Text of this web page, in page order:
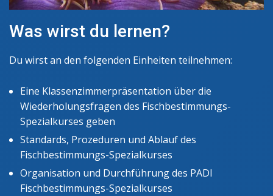
Was wirst du lernen?
Du wirst an den folgenden Einheiten teilnehmen:
Eine Klassenzimmerpräsentation über die
Wiederholungsfragen des Fischbestimmungs-
Spezialkurses geben
Standards, Prozeduren und Ablauf des
Fischbestimmungs-Spezialkurses
Organisation und Durchführung des PADI
Fischbestimmungs-Spezialkurses